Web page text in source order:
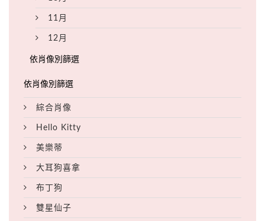
11月
12月
綜合肖像
Hello Kitty
美樂蒂
大耳狗喜拿
布丁狗
雙星仙子